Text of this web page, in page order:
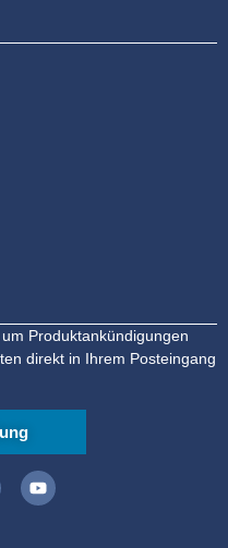
Produktankündigungen
direkt in Ihrem Posteingang